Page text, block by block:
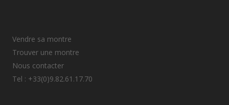
Vendre sa montre
Trouver une montre
Nous contacter
Tel : +33(0)9.82.61.17.70